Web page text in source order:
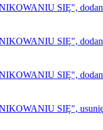
SIĘ",
SIĘ",
SIĘ",
SIĘ",